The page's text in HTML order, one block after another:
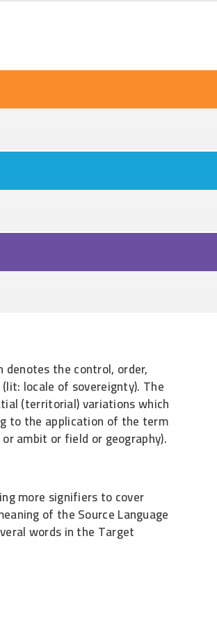
denotes the control, order,
locale of sovereignty). The
(territorial) variations which
to the application of the term
ambit or field or geography).
more signifiers to cover
of the Source Language
words in the Target